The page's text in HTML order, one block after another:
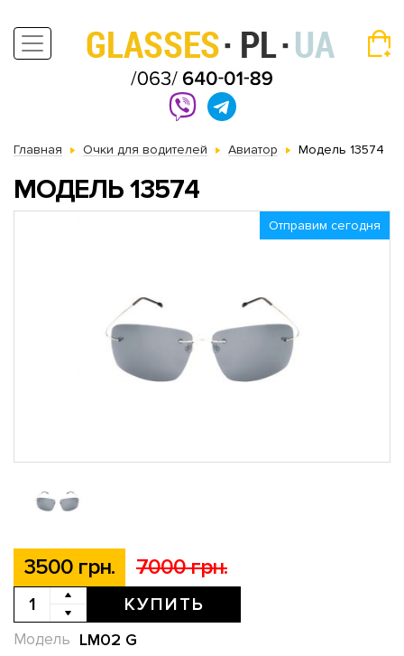
Главная Очки для водителей Авиатор Модель 13574
МОДЕЛЬ 13574
Отправим сегодня
3500 грн. 7000 грн.
КУПИТЬ
LM02 G
Модель